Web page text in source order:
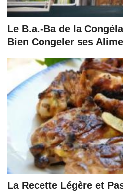
Le B.a.-Ba de la
Bien Congeler ses
La Recette Légère et